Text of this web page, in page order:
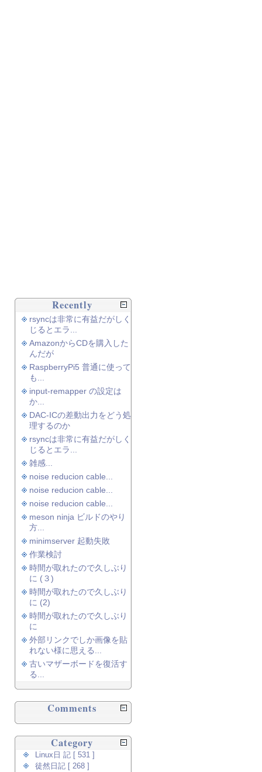
Recently
rsyncは非常に有益だがしく
じるとエラ...
AmazonからCDを購入した
んだが
RaspberryPi5 普通に使って
も...
input-remapper の設定は
か...
DAC-ICの差動出力をどう処
理するのか
rsyncは非常に有益だがしく
じるとエラ...
雑感...
noise reducion cable...
noise reducion cable...
noise reducion cable...
meson ninja ビルドのやり
方...
minimserver 起動失敗
作業検討
時間が取れたので久しぶり
に (３)
時間が取れたので久しぶり
に (2)
時間が取れたので久しぶり
に
外部リンクでしか画像を貼
れない様に思える...
古いマザーボードを復活す
る...
Comments
Category
Linux日 記 [ 531 ]
徒然日記 [ 268 ]